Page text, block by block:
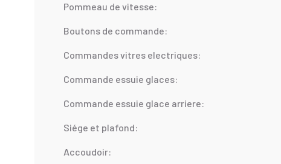
Pommeau de vitesse:
Boutons de commande:
Commandes vitres electriques:
Commande essuie glaces:
Commande essuie glace arriere:
Siége et plafond:
Accoudoir: